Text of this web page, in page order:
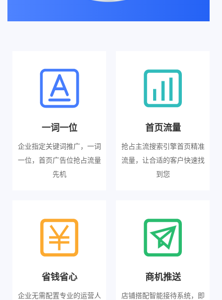
一词一位
企业指定关键词推广，一词
一位，首页广告位抢占流量
先机
首页流量
抢占主流搜索引擎首页精准
流量，让合适的客户快速找
到您
省钱省心
企业无需配置专业的运营人
商机推送
店铺搭配智能接待系统，即